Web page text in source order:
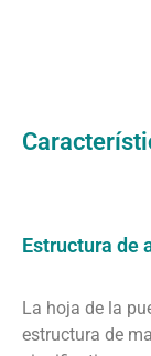
Estructura de
La hoja de la
estructura de